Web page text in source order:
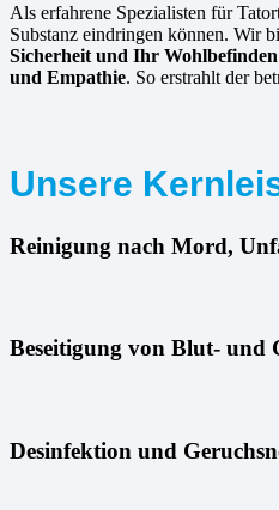
Als erfahrene Spezialisten für
Substanz eindringen können. Wir
Sicherheit und Ihr Wohlbefinden
und Empathie. So erstrahlt der
Unsere
Reinigung nach Mord,
Beseitigung von Blut- und
Desinfektion und